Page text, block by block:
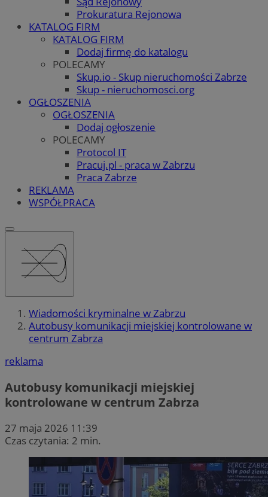
Prokuratura Rejonowa
KATALOG FIRM
KATALOG FIRM
Dodaj firmę do katalogu
POLECAMY
Skup.io - Skup nieruchomości Zabrze
Skup - nieruchomosci.org
OGŁOSZENIA
OGŁOSZENIA
Dodaj ogłoszenie
POLECAMY
Protocol IT
Pracuj.pl - praca w Zabrzu
Praca Zabrze
REKLAMA
WSPÓŁPRACA
Wiadomości kryminalne w Zabrzu
Autobusy komunikacji miejskiej kontrolowane w
centrum Zabrza
reklama
Autobusy komunikacji miejskiej
kontrolowane w centrum Zabrza
27 maja 2026 11:39
Czas czytania: 2 min.